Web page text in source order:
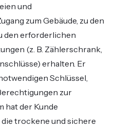
und
zum Gebäude, zu den
den erforderlichen
(z. B. Zählerschrank,
erhalten. Er
Schlüssel,
zur
hat der Kunde
trockene und sichere